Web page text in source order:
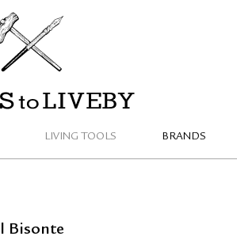
LIVING TOOLS BRANDS
Bisonte